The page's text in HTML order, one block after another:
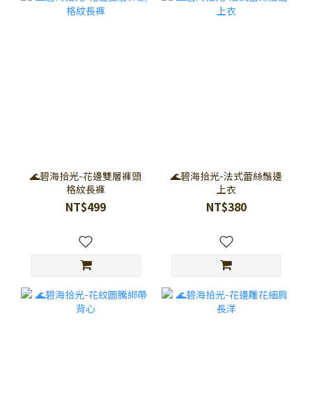
🌊碧海拾光-花邊雙層褲頭
格紋長褲
NT$499
🌊碧海拾光-法式蕾絲鬚邊
上衣
NT$380